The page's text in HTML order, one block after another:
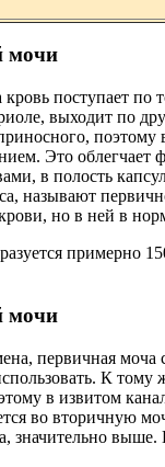
мочи
поступает по
выходит по
поэтому
Это облегчает
в полость
называют
но в ней в
примерно
мочи
первичная моча
К
в извитом
во вторичную
значительно выше.